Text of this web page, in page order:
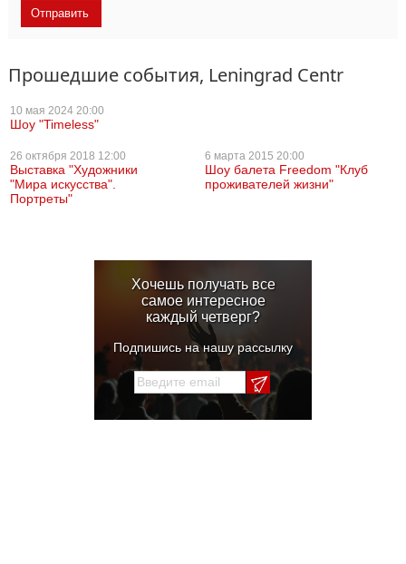
Прошедшие события, Leningrad Centr
10 мая 2024 20:00
Шоу "Timeless"
26 октября 2018 12:00
Выставка "Художники
"Мира искусства".
Портреты"
6 марта 2015 20:00
Шоу балета Freedom "Клуб
проживателей жизни"
Хочешь получать все
самое интересное
каждый четверг?
Подпишись на нашу рассылку